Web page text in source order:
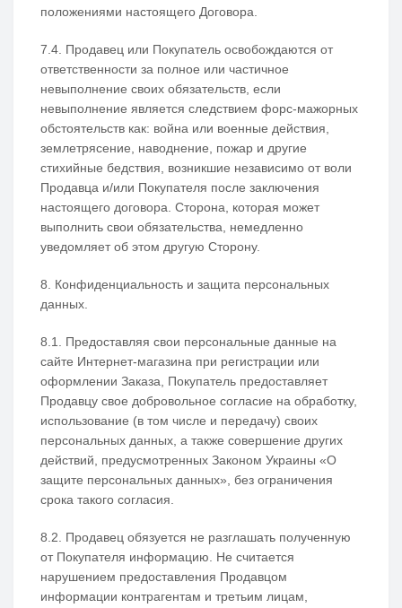
положениями настоящего Договора.
7.4. Продавец или Покупатель освобождаются от
ответственности за полное или частичное
невыполнение своих обязательств, если
невыполнение является следствием форс-мажорных
обстоятельств как: война или военные действия,
землетрясение, наводнение, пожар и другие
стихийные бедствия, возникшие независимо от воли
Продавца и/или Покупателя после заключения
настоящего договора. Сторона, которая может
выполнить свои обязательства, немедленно
уведомляет об этом другую Сторону.
8. Конфиденциальность и защита персональных
данных.
8.1. Предоставляя свои персональные данные на
сайте Интернет-магазина при регистрации или
оформлении Заказа, Покупатель предоставляет
Продавцу свое добровольное согласие на обработку,
использование (в том числе и передачу) своих
персональных данных, а также совершение других
действий, предусмотренных Законом Украины «О
защите персональных данных», без ограничения
срока такого согласия.
8.2. Продавец обязуется не разглашать полученную
от Покупателя информацию. Не считается
нарушением предоставления Продавцом
информации контрагентам и третьим лицам,